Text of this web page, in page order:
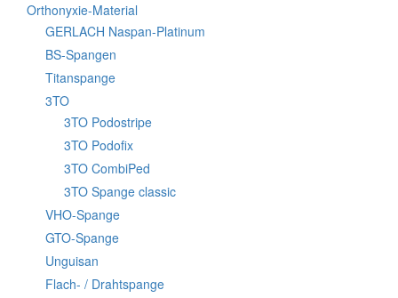
Orthonyxie-Material
GERLACH Naspan-Platinum
BS-Spangen
Titanspange
3TO
3TO Podostripe
3TO Podofix
3TO CombiPed
3TO Spange classic
VHO-Spange
GTO-Spange
Unguisan
Flach- / Drahtspange